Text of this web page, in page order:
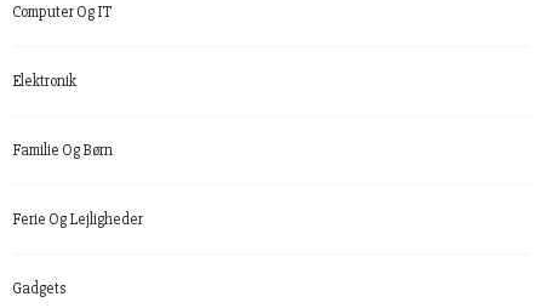
Computer Og IT
Elektronik
Familie Og Børn
Ferie Og Lejligheder
Gadgets